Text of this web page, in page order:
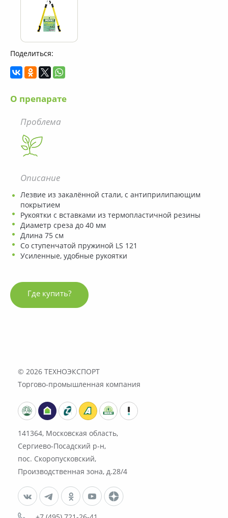
Поделиться:
О препарате
Проблема
Описание
Лезвие из закалённой стали, с антиприлипающим
покрытием
Рукоятки с вставками из термопластичной резины
Диаметр среза до 40 мм
Длина 75 см
Со ступенчатой пружиной LS 121
Усиленные, удобные рукоятки
Где купить?
© 2026
ТЕХНОЭКСПОРТ
Торгово-промышленная компания
141364, Московская область,
Сергиево-Посадский р-н,
пос. Скоропусковский,
Производственная зона, д.28/4